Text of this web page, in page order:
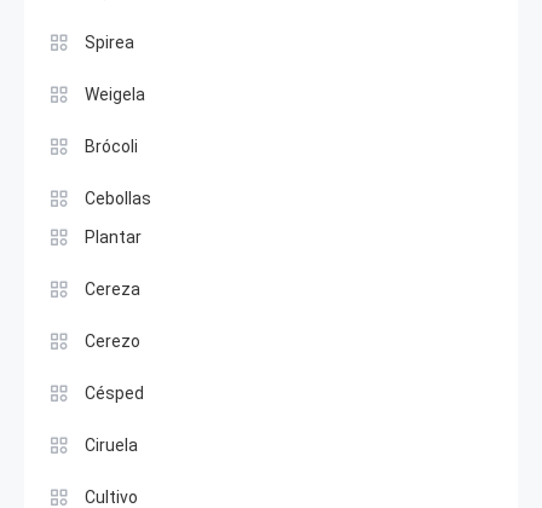
Spirea
Weigela
Brócoli
Cebollas
Plantar
Cereza
Cerezo
Césped
Ciruela
Cultivo